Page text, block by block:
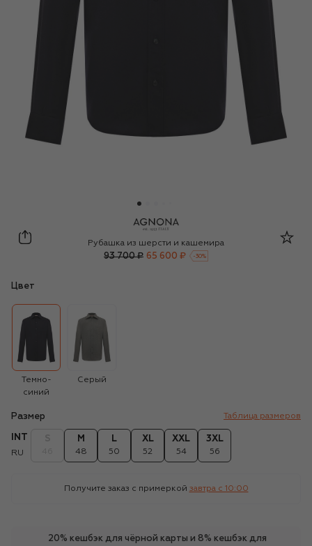
Agnona
Рубашка из шерсти и кашемира
93 700 ₽ 65 600 ₽ -30%
Цвет
Темно-
синий
Серый
Размер Таблица размеров
INT
RU
M
48
L
50
XL
52
XXL
54
3XL
56
Получите заказ с примеркой завтра c 10:00
20% кешбэк для чёрной карты и 8% кешбэк для